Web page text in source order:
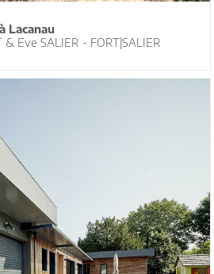
Lacanau
& Eve SALIER - FORT|SALIER